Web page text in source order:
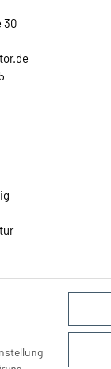
30